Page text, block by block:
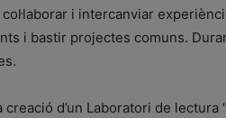
i intercanviar
i bastir projectes comuns.
d’un Laboratori de lectura